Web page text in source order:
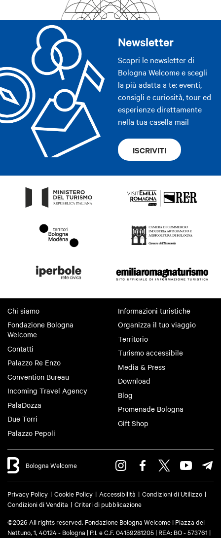
Newsletter
Scopri le newsletter di
Bologna Welcome e scegli
la più adatta a te: eventi,
consigli e curiosità, tour ed
esperienze direttamente
nella tua casella mail
ISCRIVITI
Chi siamo
Fondazione Bologna
Welcome
Contatti
Palazzo Re Enzo
Convention Bureau
Incoming Travel Agency
PalaDozza
Due Torri
Palazzo Pepoli
Informazioni turistiche
Organizza il tuo viaggio
Territorio
Turismo accessibile
Media & Press
Download
Blog
Promenade Bologna
Gift Shop
Bologna Welcome
Privacy Policy Cookie Policy Accessibilità
Condizioni di Utilizzo
Condizioni di Vendita
Criteri di pubblicazione
©2026 All rights reserved. Fondazione Bologna Welcome | Piazza del
Nettuno, 1, 40124 - Bologna | P.I. e C.F. 04159281205 | REA: BO - 573761 |